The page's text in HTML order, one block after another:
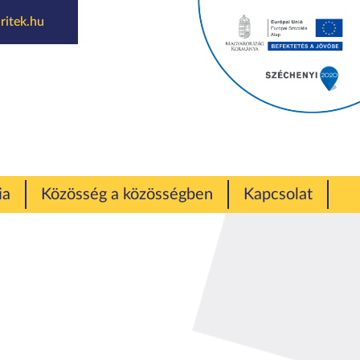
Közösség a közösségben Kapcsolat